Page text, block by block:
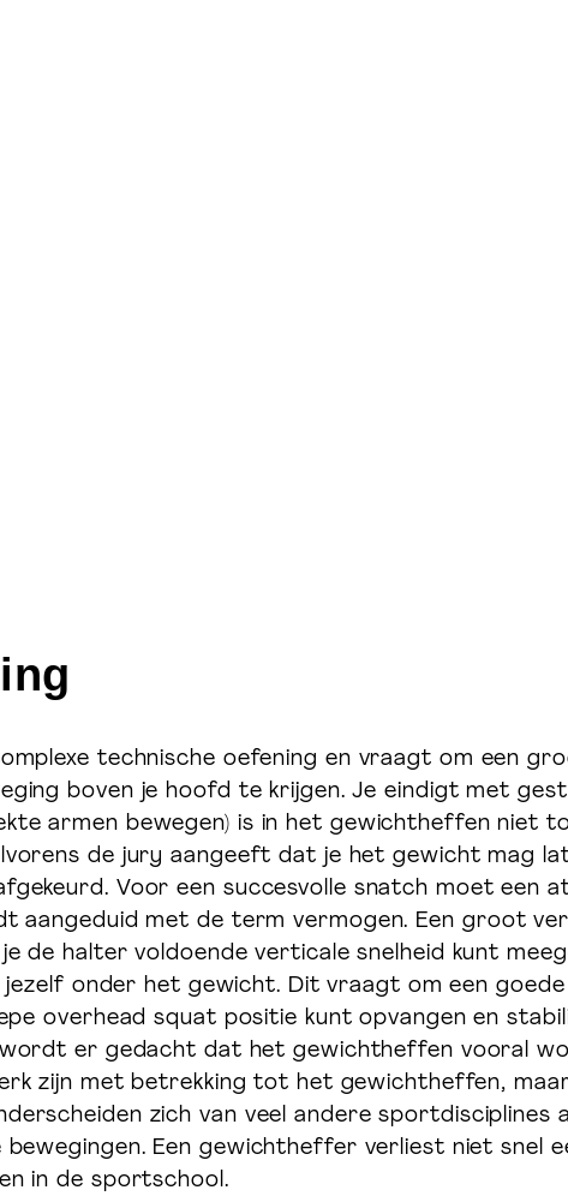
& Personal
training
Welift-training.nl
Masterclasses, courses
coaching
technische oefening en vraagt om een
boven je hoofd te krijgen. Je eindigt met
armen bewegen) is in het gewichtheffen niet
de jury aangeeft dat je het gewicht mag
Voor een succesvolle snatch moet een
aangeduid met de term vermogen. Een groot
de halter voldoende verticale snelheid kunt
onder het gewicht. Dit vraagt om een
overhead squat positie kunt opvangen en
wordt er gedacht dat het gewichtheffen vooral
zijn met betrekking tot het gewichtheffen, maar
zich van veel andere
bewegingen. Een gewichtheffer verliest niet
in de sportschool.